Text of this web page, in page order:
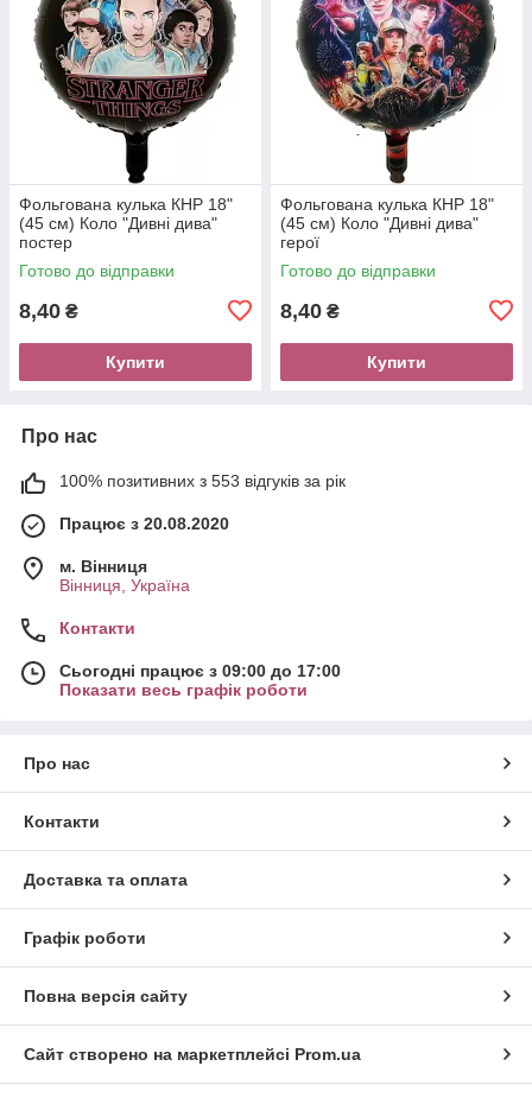
Фольгована кулька КНР 18"
(45 см) Коло "Дивні дива"
постер
Готово до відправки
8,40 ₴
Купити
Фольгована кулька КНР 18"
(45 см) Коло "Дивні дива"
герої
Готово до відправки
8,40 ₴
Купити
Про нас
100% позитивних з 553 відгуків за рік
Працює з 20.08.2020
м. Вінниця
Вінниця, Україна
Контакти
Сьогодні працює з 09:00 до 17:00
Показати весь графік роботи
Про нас
Контакти
Доставка та оплата
Графік роботи
Повна версія сайту
Сайт створено на маркетплейсі Prom.ua